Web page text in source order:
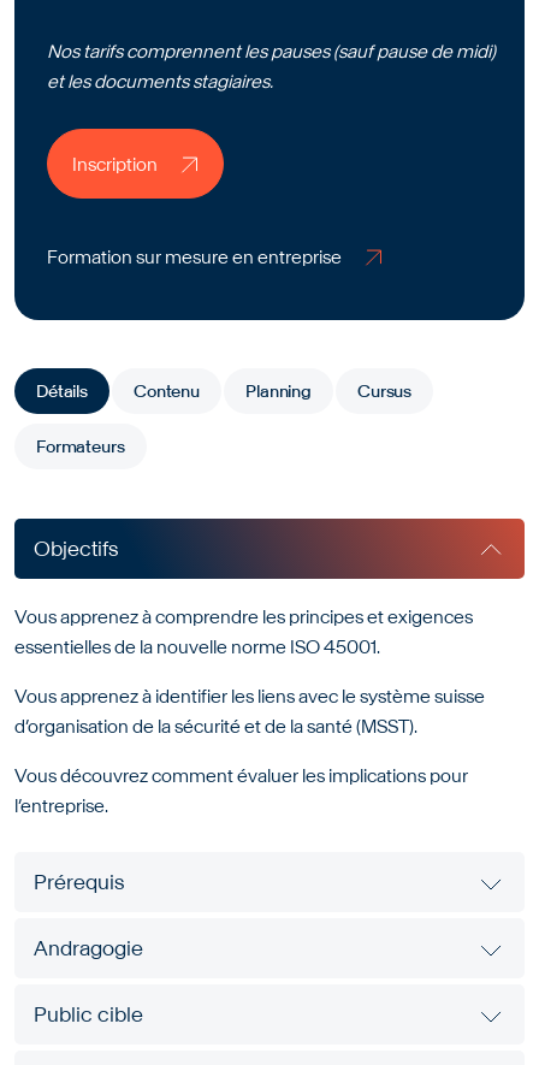
Nos tarifs comprennent les pauses (sauf pause de midi)
et les documents stagiaires.
Inscription
Inscription
Formation sur mesure en entreprise
Détails Contenu Planning Cursus
Formateurs
Objectifs
Vous apprenez à comprendre les principes et exigences
essentielles de la nouvelle norme ISO 45001.
Vous apprenez à identifier les liens avec le système suisse
d’organisation de la sécurité et de la santé (MSST).
Vous découvrez comment évaluer les implications pour
l’entreprise.
Prérequis
Andragogie
Public cible